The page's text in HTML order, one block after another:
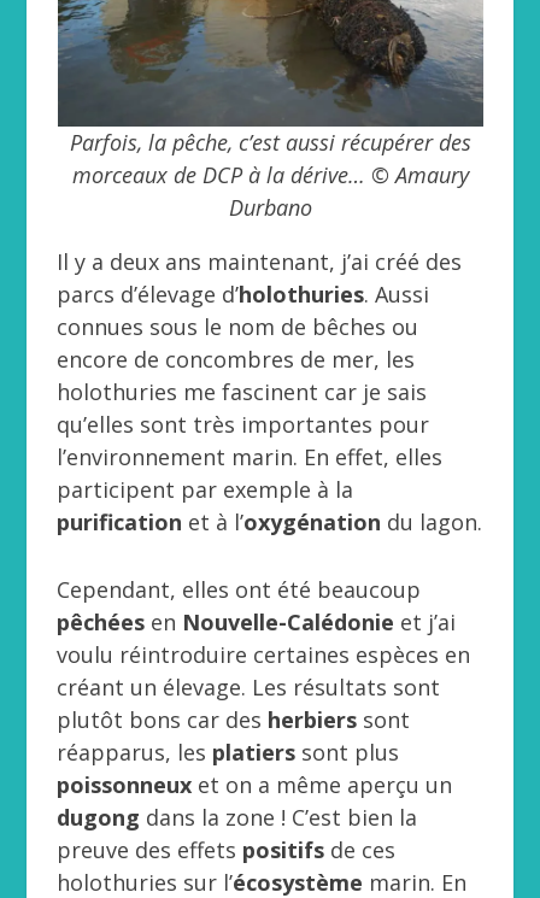
Parfois, la pêche, c’est aussi récupérer des
morceaux de DCP à la dérive… © Amaury
Durbano
Il y a deux ans maintenant, j’ai créé des
parcs d’élevage d’holothuries. Aussi
connues sous le nom de bêches ou
encore de concombres de mer, les
holothuries me fascinent car je sais
qu’elles sont très importantes pour
l’environnement marin. En effet, elles
participent par exemple à la
purification et à l’oxygénation du lagon.
Cependant, elles ont été beaucoup
pêchées en Nouvelle-Calédonie et j’ai
voulu réintroduire certaines espèces en
créant un élevage. Les résultats sont
plutôt bons car des herbiers sont
réapparus, les platiers sont plus
poissonneux et on a même aperçu un
dugong dans la zone ! C’est bien la
preuve des effets positifs de ces
holothuries sur l’écosystème marin. En